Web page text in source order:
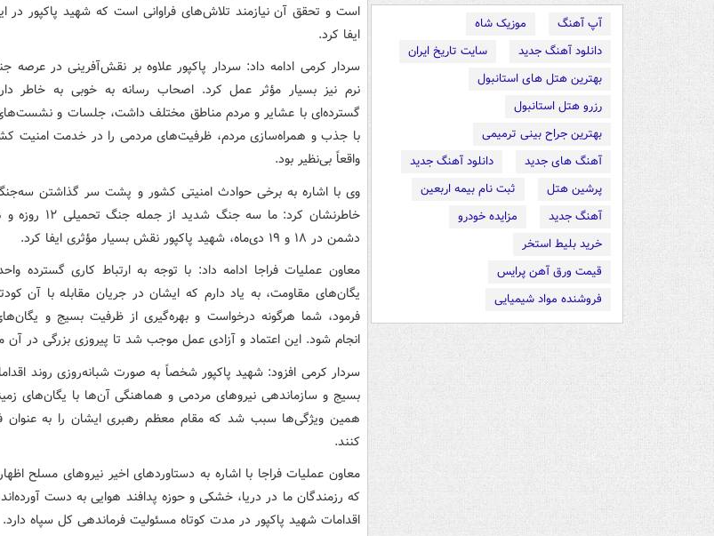
آپ آهنگ
موزیک شاه
دانلود آهنگ جدید
سایت تاریخ ایران
بهترین هتل های استانبول
رزرو هتل استانبول
بهترین جراح بینی ترمیمی
آهنگ های جدید
دانلود آهنگ جدید
پرشین هتل
ثبت نام بیمه اربعین
آهنگ جدید
مزایده خودرو
خرید بلیط استخر
قیمت ورق آهن پرایس
فروشنده مواد شیمیایی
است و تحقق آن نیازمند تلاش‌های فراوانی است که شهید پاکپور
ایفا کرد.
سردار کرمی ادامه داد: سردار پاکپور علاوه بر نقش‌آفرینی در
نرم نیز بسیار مؤثر عمل کرد. اصحاب رسانه به خوبی به خاطر
گسترده‌ای با عشایر و مردم مناطق مختلف داشت، جلسات و
با جذب و همراه‌سازی مردم، ظرفیت‌های مردمی را در خدمت امنیت
واقعاً بی‌نظیر بود.
وی با اشاره به برخی حوادث امنیتی کشور و پشت سر گذاشتن
خاطرنشان کرد: ما
دشمن در ۱۸ و ۱۹ دی‌ماه، شهید پاکپور نقش بسیار مؤثری ایفا کرد.
معاون عملیات فراجا ادامه داد: با توجه به ارتباط کاری گسترده
یگان‌های مقاومت، به یاد دارم که ایشان در جریان مقابله با آن
فرمود، شما هرگونه درخواست و بهره‌گیری از ظرفیت بسیج و
انجام شود. این اعتماد و آزادی عمل موجب شد تا پیروزی بزرگی در آن
سردار کرمی افزود: شهید پاکپور شخصاً به صورت شبانه‌روزی روند
بسیج و سازماندهی نیروهای مردمی و هماهنگی آن‌ها با یگان‌های
همین ویژگی‌ها سبب شد که مقام معظم رهبری ایشان را به عنوان
کنند.
معاون عملیات فراجا با اشاره به دستاوردهای اخیر نیروهای مسلح
که رزمندگان ما در دریا، خشکی و حوزه پدافند هوایی به دست
اقدامات شهید پاکپور در مدت کوتاه مسئولیت فرماندهی کل سپاه دارد.